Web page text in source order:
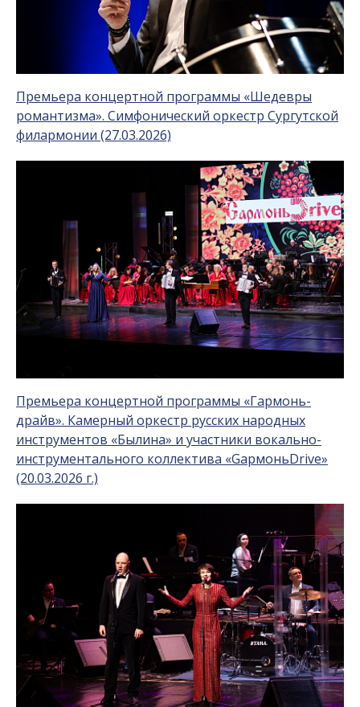
Премьера концертной программы «Шедевры
романтизма». Симфонический оркестр Сургутской
филармонии (27.03.2026)
Премьера концертной программы «Гармонь-
драйв». Камерный оркестр русских народных
инструментов «Былина» и участники вокально-
инструментального коллектива «GармоньDrive»
(20.03.2026 г.)